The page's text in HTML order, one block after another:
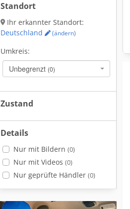
Standort
Ihr erkannter Standort:
Deutschland
(ändern)
Umkreis:
Unbegrenzt (0)
Zustand
Details
Nur mit Bildern (0)
Nur mit Videos (0)
Nur geprüfte Händler (0)